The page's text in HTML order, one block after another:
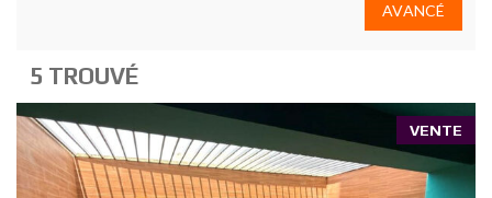
AVANCÉ
5 TROUVÉ
VENTE